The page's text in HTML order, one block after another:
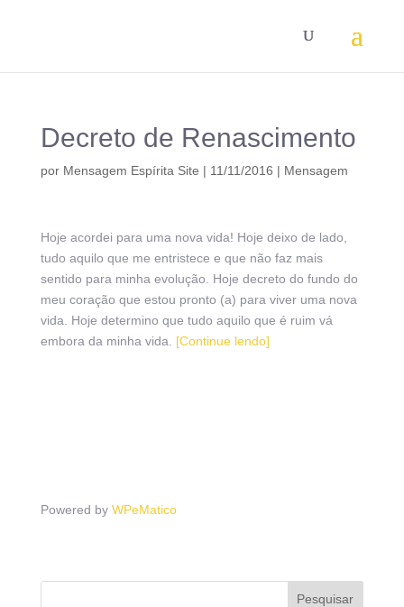
Decreto de Renascimento
por Mensagem Espírita Site | 11/11/2016 | Mensagem
Hoje acordei para uma nova vida! Hoje deixo de lado,
tudo aquilo que me entristece e que não faz mais
sentido para minha evolução. Hoje decreto do fundo do
meu coração que estou pronto (a) para viver uma nova
vida. Hoje determino que tudo aquilo que é ruim vá
embora da minha vida. [Continue lendo]
Powered by WPeMatico